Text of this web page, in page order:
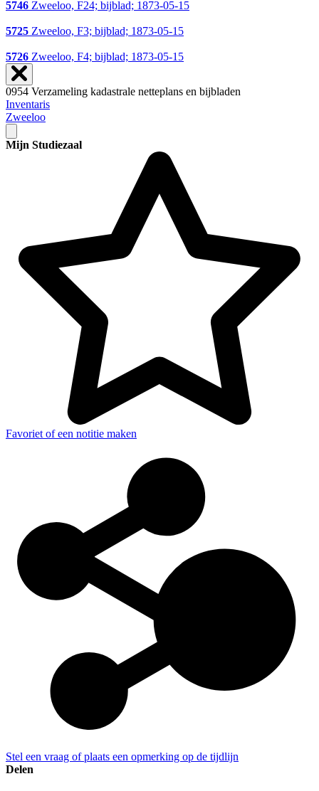
5746 Zweeloo, F24; bijblad; 1873-05-15
5725 Zweeloo, F3; bijblad; 1873-05-15
5726 Zweeloo, F4; bijblad; 1873-05-15
0954 Verzameling kadastrale netteplans en bijbladen
Inventaris
Zweeloo
Mijn Studiezaal
Favoriet of een notitie maken
Stel een vraag of plaats een opmerking op de tijdlijn
Delen